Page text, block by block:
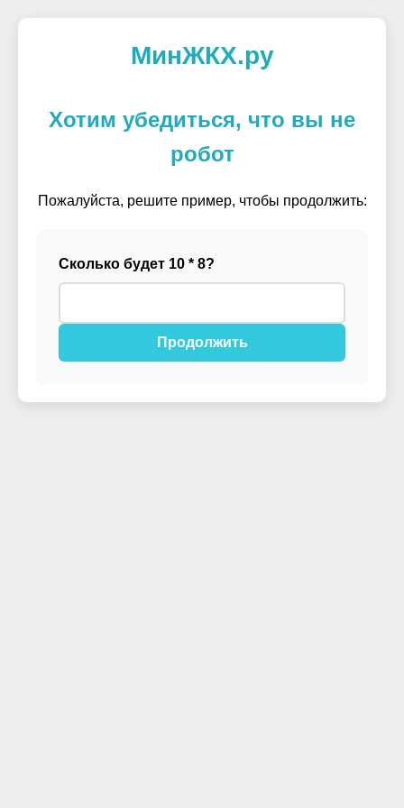
МинЖКХ.ру
Хотим убедиться, что вы не
робот
Пожалуйста, решите пример, чтобы продолжить:
Сколько будет 10 * 8?
Продолжить